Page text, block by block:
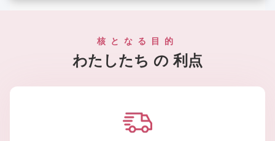
核となる目的
わたしたち の 利点